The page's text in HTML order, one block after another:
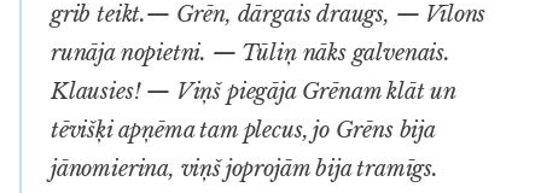
grib teikt.— Grēn, dārgais draugs, — Vīlons
runāja nopietni. — Tūliņ nāks galvenais.
Klausies! — Viņš piegāja Grēnam klāt un
tēvišķi apņēma tam plecus, jo Grēns bija
jānomierina, viņš joprojām bija tramīgs.